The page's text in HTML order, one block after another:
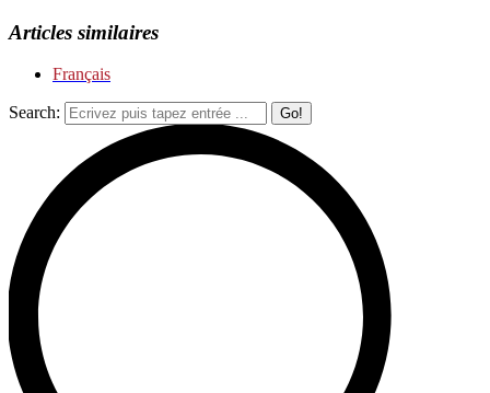
Articles similaires
Français
Search: